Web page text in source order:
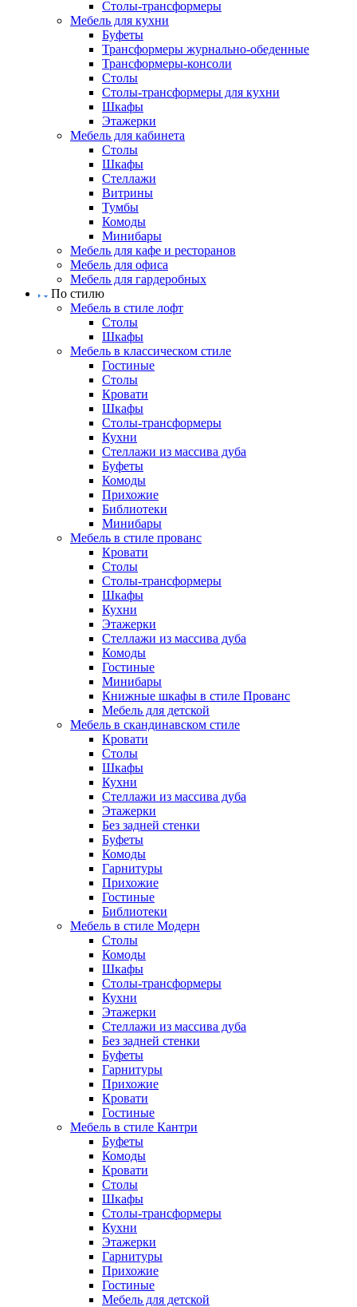
Столы-трансформеры
Мебель для кухни
Буфеты
Трансформеры журнально-обеденные
Трансформеры-консоли
Столы
Столы-трансформеры для кухни
Шкафы
Этажерки
Мебель для кабинета
Столы
Шкафы
Стеллажи
Витрины
Тумбы
Комоды
Минибары
Мебель для кафе и ресторанов
Мебель для офиса
Мебель для гардеробных
По стилю
Мебель в стиле лофт
Столы
Шкафы
Мебель в классическом стиле
Гостиные
Столы
Кровати
Шкафы
Столы-трансформеры
Кухни
Стеллажи из массива дуба
Буфеты
Комоды
Прихожие
Библиотеки
Минибары
Мебель в стиле прованс
Кровати
Столы
Столы-трансформеры
Шкафы
Кухни
Этажерки
Стеллажи из массива дуба
Комоды
Гостиные
Минибары
Книжные шкафы в стиле Прованс
Мебель для детской
Мебель в скандинавском стиле
Кровати
Столы
Шкафы
Кухни
Стеллажи из массива дуба
Этажерки
Без задней стенки
Буфеты
Комоды
Гарнитуры
Прихожие
Гостиные
Библиотеки
Мебель в стиле Модерн
Столы
Комоды
Шкафы
Столы-трансформеры
Кухни
Этажерки
Стеллажи из массива дуба
Без задней стенки
Буфеты
Гарнитуры
Прихожие
Кровати
Гостиные
Мебель в стиле Кантри
Буфеты
Комоды
Кровати
Столы
Шкафы
Столы-трансформеры
Кухни
Этажерки
Гарнитуры
Прихожие
Гостиные
Мебель для детской